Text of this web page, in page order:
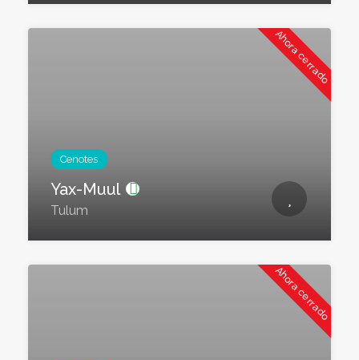
Ahora cerrado
Cenotes
Yax-Muul
Tulum
Ahora cerrado